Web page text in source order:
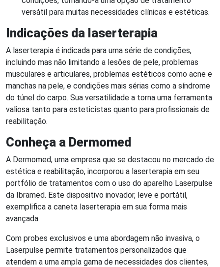
versátil para muitas necessidades clínicas e estéticas.
Indicações da laserterapia
A laserterapia é indicada para uma série de condições,
incluindo mas não limitando a lesões de pele, problemas
musculares e articulares, problemas estéticos como acne e
manchas na pele, e condições mais sérias como a síndrome
do túnel do carpo. Sua versatilidade a torna uma ferramenta
valiosa tanto para esteticistas quanto para profissionais de
reabilitação.
Conheça a Dermomed
A Dermomed, uma empresa que se destacou no mercado de
estética e reabilitação, incorporou a laserterapia em seu
portfólio de tratamentos com o uso do aparelho Laserpulse
da Ibramed. Este dispositivo inovador, leve e portátil,
exemplifica a caneta laserterapia em sua forma mais
avançada.
Com probes exclusivos e uma abordagem não invasiva, o
Laserpulse permite tratamentos personalizados que
atendem a uma ampla gama de necessidades dos clientes,